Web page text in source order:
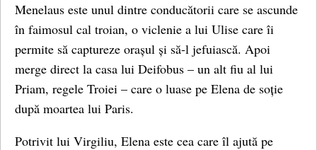
Menelaus este unul dintre conducătorii care se ascunde
în faimosul cal troian, o viclenie a lui Ulise care îi
permite să captureze orașul și să-l jefuiască. Apoi
merge direct la casa lui Deifobus – un alt fiu al lui
Priam, regele Troiei – care o luase pe Elena de soție
după moartea lui Paris.
Potrivit lui Virgiliu, Elena este cea care îl ajută pe